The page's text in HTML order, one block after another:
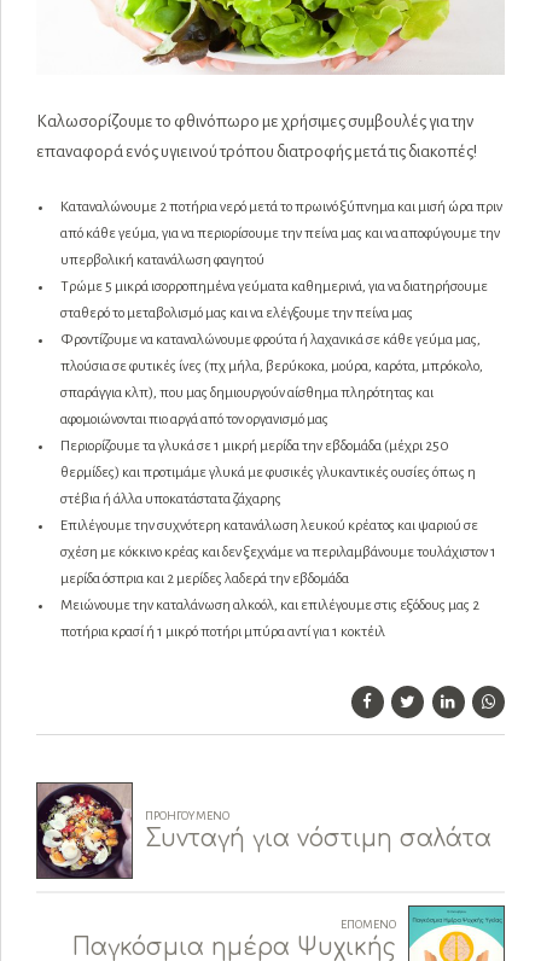
Καλωσορίζουμε το φθινόπωρο με χρήσιμες συμβουλές για την
επαναφορά ενός υγιεινού τρόπου διατροφής μετά τις διακοπές!
Καταναλώνουμε 2 ποτήρια νερό μετά το πρωινό ξύπνημα και μισή ώρα πριν
από κάθε γεύμα, για να περιορίσουμε την πείνα μας και να αποφύγουμε την
υπερβολική κατανάλωση φαγητού
Τρώμε 5 μικρά ισορροπημένα γεύματα καθημερινά, για να διατηρήσουμε
σταθερό το μεταβολισμό μας και να ελέγξουμε την πείνα μας
Φροντίζουμε να καταναλώνουμε φρούτα ή λαχανικά σε κάθε γεύμα μας,
πλούσια σε φυτικές ίνες (πχ μήλα, βερύκοκα, μούρα, καρότα, μπρόκολο,
σπαράγγια κλπ), που μας δημιουργούν αίσθημα πληρότητας και
αφομοιώνονται πιο αργά από τον οργανισμό μας
Περιορίζουμε τα γλυκά σε 1 μικρή μερίδα την εβδομάδα (μέχρι 250
θερμίδες) και προτιμάμε γλυκά με φυσικές γλυκαντικές ουσίες όπως η
στέβια ή άλλα υποκατάστατα ζάχαρης
Επιλέγουμε την συχνότερη κατανάλωση λευκού κρέατος και ψαριού σε
σχέση με κόκκινο κρέας και δεν ξεχνάμε να περιλαμβάνουμε τουλάχιστον 1
μερίδα όσπρια και 2 μερίδες λαδερά την εβδομάδα
Μειώνουμε την καταλάνωση αλκοόλ, και επιλέγουμε στις εξόδους μας 2
ποτήρια κρασί ή 1 μικρό ποτήρι μπύρα αντί για 1 κοκτέιλ
ΠΡΟΗΓΟΎΜΕΝΟ
Συνταγή για νόστιμη σαλάτα
ΕΠΌΜΕΝΟ
Παγκόσμια ημέρα Ψυχικής